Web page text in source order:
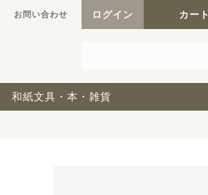
お問い合わせ ログイン カート
和紙文具・本・雑貨